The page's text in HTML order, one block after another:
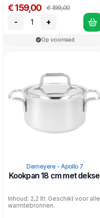
€ 159,00 € 199,00
- +
Op voorraad
Demeyere - Apollo 7
Kookpan 18 cm met
Inhoud: 2,2 ltr. Geschikt voor alle
warmtebronnen.